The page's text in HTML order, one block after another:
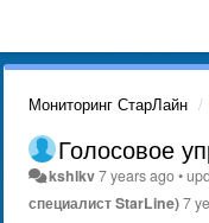
Мониторинг СтарЛайн
Голосовое
kshlkv7 years ago•
специалист StarLine)7